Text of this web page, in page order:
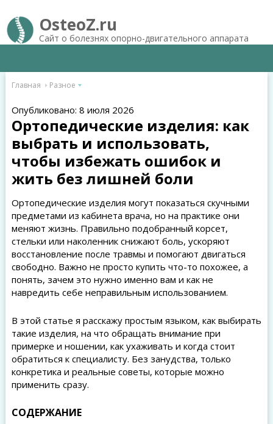
OsteoZ.ru
Сайт о болезнях опорно-двигательного аппарата
Главная Разное
Опубликовано: 8 июля 2026
Ортопедические изделия: как
выбрать и использовать,
чтобы избежать ошибок и
жить без лишней боли
Ортопедические изделия могут показаться скучными
предметами из кабинета врача, но на практике они
меняют жизнь. Правильно подобранный корсет,
стельки или наколенник снижают боль, ускоряют
восстановление после травмы и помогают двигаться
свободно. Важно не просто купить что-то похожее, а
понять, зачем это нужно именно вам и как не
навредить себе неправильным использованием.
В этой статье я расскажу простым языком, как выбирать
такие изделия, на что обращать внимание при
примерке и ношении, как ухаживать и когда стоит
обратиться к специалисту. Без занудства, только
конкретика и реальные советы, которые можно
применить сразу.
СОДЕРЖАНИЕ